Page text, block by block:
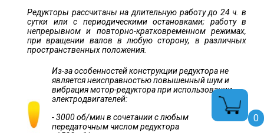
0
Редукторы рассчитаны на длительную работу до 24 ч. в
сутки или с периодическими остановками; работу в
непрерывном и повторно-кратковременном режимах,
при вращении валов в любую сторону, в различных
пространственных положения.
Из-за особенностей конструкции редуктора не
является неисправностью повышенный шум и
вибрация мотор-редуктора при использовании
электродвигателей:
- 3000 об/мин в сочетании с любым
передаточным числом редуктора